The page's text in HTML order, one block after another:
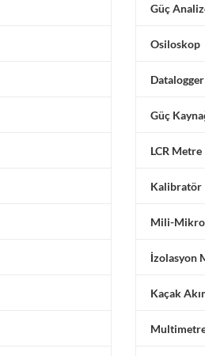
Güç
Osiloskop
Datalogger
Güç
LCR Metre
Kalibratör
Mili-
İzolasyon
Kaçak